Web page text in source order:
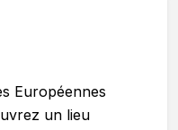
Européennes
un lieu